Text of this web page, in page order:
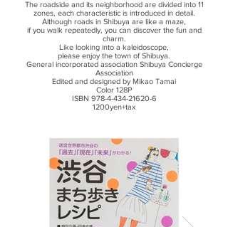
The roadside and its neighborhood are divided into 11
zones, each characteristic is introduced in detail.
Although roads in Shibuya are like a maze,
if you walk repeatedly, you can discover the fun and
charm.
Like looking into a kaleidoscope,
please enjoy the town of Shibuya.
General incorporated association Shibuya Concierge
Association
Edited and designed by Mikao Tamai
Color 128P
ISBN 978-4-434-21620-6
1200yen+tax